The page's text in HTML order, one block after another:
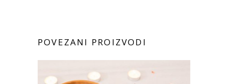
POVEZANI PROIZVODI